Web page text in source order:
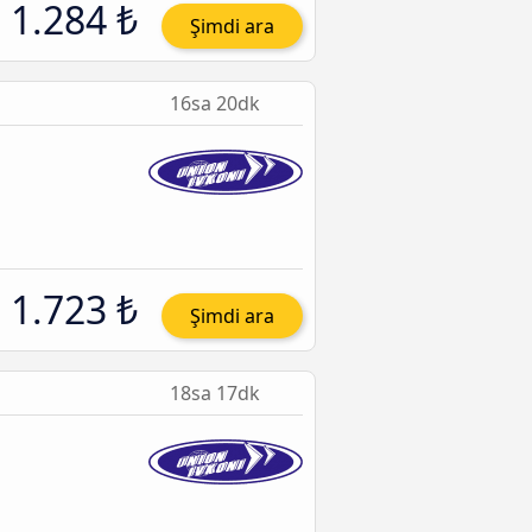
1.284 ₺ Şimdi ara
16sa 20dk
1.723 ₺ Şimdi ara
18sa 17dk